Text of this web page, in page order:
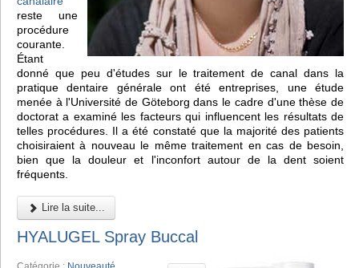
reste une
procédure
courante.
Étant
donné que peu d'études sur le traitement de canal dans la
pratique dentaire générale ont été entreprises, une étude
menée à l'Université de Göteborg dans le cadre d'une thèse de
doctorat a examiné les facteurs qui influencent les résultats de
telles procédures. Il a été constaté que la majorité des patients
choisiraient à nouveau le même traitement en cas de besoin,
bien que la douleur et l'inconfort autour de la dent soient
fréquents.
Lire la suite...
HYALUGEL Spray Buccal